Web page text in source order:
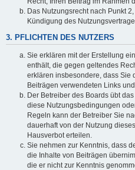
Das Nutzungsrecht nach Punkt
Kündigung des
3. PFLICHTEN DES NUTZERS
Sie erklären mit der Erstellung
enthält, die gegen geltendes
erklären insbesondere, dass Sie
Beiträgen verwendeten Links
Der Betreiber des Boards übt
diese Nutzungsbedingungen
Regeln kann der Betreiber Sie
dauerhaft von der Nutzung
Hausverbot erteilen.
Sie nehmen zur Kenntnis, dass
die Inhalte von Beiträgen
die er nicht zur Kenntnis